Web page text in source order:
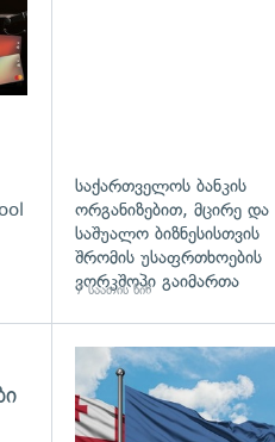
საქართველოს ბანკის
ორგანიზებით, მცირე და
საშუალო ბიზნესისთვის
შრომის უსაფრთხოების
ვორკშოპი გაიმართა
7 საათის წინ